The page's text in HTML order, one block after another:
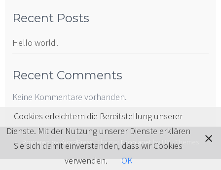
Recent Posts
Hello world!
Recent Comments
Keine Kommentare vorhanden.
Powered by WordPress|Theme: Exoplanetby UXL Themes
Cookies erleichtern die Bereitstellung unserer
Dienste. Mit der Nutzung unserer Dienste erklären
Sie sich damit einverstanden, dass wir Cookies
verwenden.
OK